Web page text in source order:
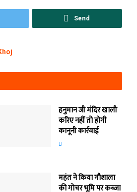
Send
हनुमान जी मंदिर खाली
करिए नहीं तो होगी
कानूनी कार्रवाई
महंत ने किया गौशाला
की गोचर भूमि पर कब्जा